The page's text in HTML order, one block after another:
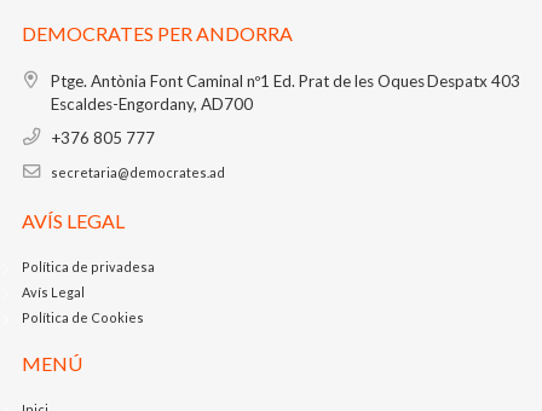
DEMOCRATES PER ANDORRA
Ptge. Antònia Font Caminal nº1 Ed. Prat de les OquesDespatx 403
Escaldes-Engordany, AD700
+376 805 777
secretaria@democrates.ad
AVÍS LEGAL
Política de privadesa
Avís Legal
Política de Cookies
MENÚ